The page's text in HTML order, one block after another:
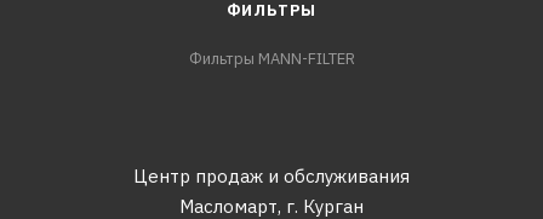
ФИЛЬТРЫ
Фильтры MANN-FILTER
Центр продаж и обслуживания
Масломарт, г. Курган